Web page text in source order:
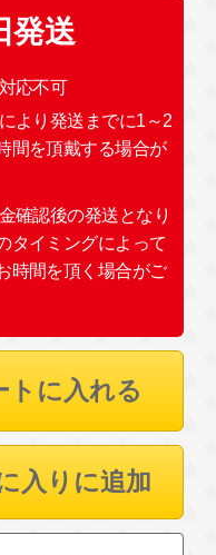
発送
応不可
より発送までに1～2
間を頂戴する場合が
確認後の発送となり
タイミングによって
時間を頂く場合がご
トに入れる
入りに追加